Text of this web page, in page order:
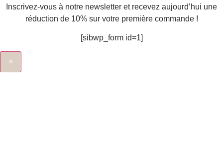
Inscrivez-vous à notre newsletter et recevez aujourd’hui une
réduction de 10% sur votre première commande !
[sibwp_form id=1]
×